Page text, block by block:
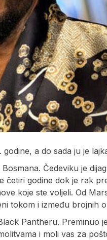
a do sada ju je
Čedeviku je
četiri godine dok je rak
koje ste voljeli. Od
tokom i između brojnih
Pantheru. Preminuo
i moli vas za